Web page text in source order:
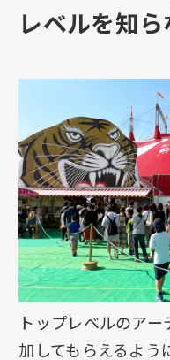
レベルを知
トップレベルのア
加してもらえるよう